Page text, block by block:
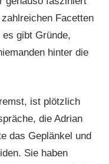
Facetten
gibt Gründe,
hinter die
ist plötzlich
die Adrian
das Geplänkel und
Sie haben